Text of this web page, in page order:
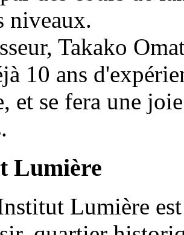
niveaux.
Takako
10 ans
et se fera une
Lumière
Lumière